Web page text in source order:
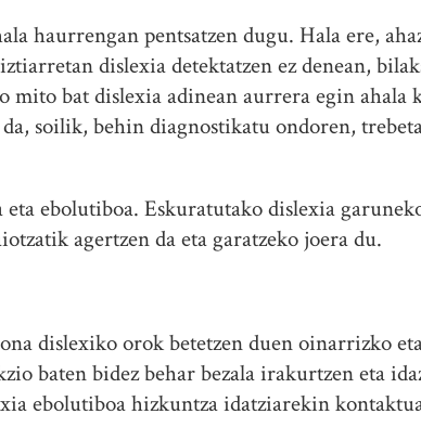
haurrengan pentsatzen dugu. Hala ere,
dislexia detektatzen ez denean,
mito bat dislexia adinean aurrera egin ahala
soilik, behin diagnostikatu ondoren,
ebolutiboa. Eskuratutako dislexia
agertzen da eta garatzeko joera du.
dislexiko orok betetzen duen oinarrizko
baten bidez behar bezala irakurtzen eta
ebolutiboa hizkuntza idatziarekin